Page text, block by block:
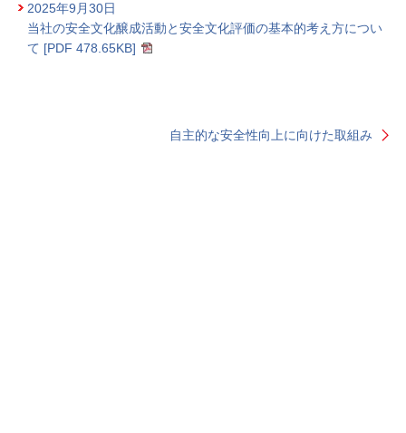
2025年9月30日
当社の安全文化醸成活動と安全文化評価の基本的考え方につい
て [PDF 478.65KB]
自主的な安全性向上に向けた取組み